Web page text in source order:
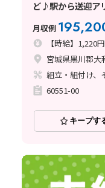
ど♪駅から送迎
月収例
【時給】1,220
宮城県黒川郡大
組立・組付け、
60551-00
キープす